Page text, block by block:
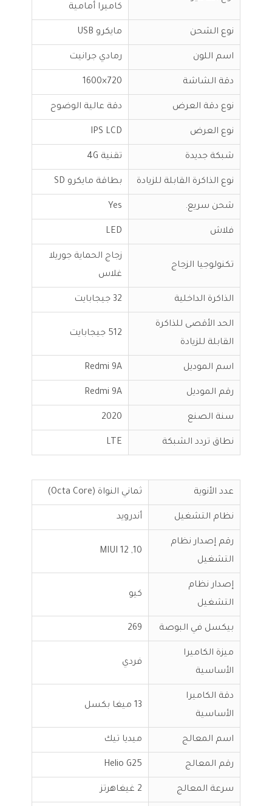
كاميرا أمامية
نوع الشحن مايكرو USB
اسم اللون رمادي جرانيت
دقة الشاشة 720×1600
نوع دقة العرض دقة عالية الوضوح
نوع العرض IPS LCD
شبكة جديدة تقنية 4G
نوع الذاكرة القابلة للزيادة بطاقة مايكرو SD
شحن سريع. Yes
فلاش LED
تكنولوجيا الزجاج
زجاج الحماية جوريلا
غلاس
الذاكرة الداخلية 32 جيجابايت
الحد الأقصى للذاكرة
القابلة للزيادة
512 جيجابايت
اسم الموديل Redmi 9A
رقم الموديل Redmi 9A
سنة الصنع 2020
نطاق تردد الشبكة LTE
عدد الأنوية ثماني النواة (Octa Core)
نظام التشغيل أندرويد
رقم إصدار نظام
التشغيل
10, MIUI 12
إصدار نظام
التشغيل
كيو
بيكسل في البوصة 269
ميزة الكاميرا
الأساسية
فردي
دقة الكاميرا
الأساسية
13 ميغا بكسل
اسم المعالج ميديا تيك
رقم المعالج Helio G25
سرعة المعالج 2 غيغاهرتز